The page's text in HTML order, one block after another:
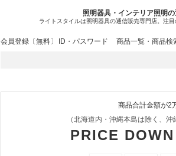
照明器具・インテリア照明
ライトスタイルは照明器具の通信販売専門店。注
会員登録〔無料〕 ID・パスワード 商品一覧・商品検
商品合計金額が2
（北海道内・沖縄本島は除く、
PRICE DOWN